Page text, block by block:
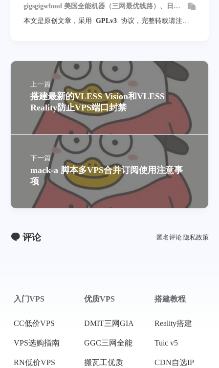
gigsgigscloud 美国全能机器（三网最优线路）、日本
本文是原创文章，采用
GPLv3 协议，完整转载请注明
上一篇
搭建最新的VLESS Vision和VLESS
Reality防止VPS端口封禁
下一篇
mack-a 脚本多VPS合并订阅使用注意事
项
评论 匿名评论 隐私政策
入门VPS
CC低价VPS
VPS选购指南
RN低价VPS
优质VPS
DMIT三网GIA
GGC三网全能
搬瓦工优质
搭建教程
Reality搭建
Tuic v5
CDN自选IP